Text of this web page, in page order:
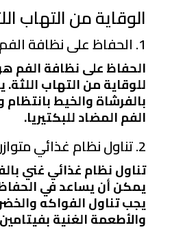
الوقاية من التهاب
1. الحفاظ على نظافة الفم
الحفاظ على نظافة الفم
للوقاية من التهاب
بالفرشاة والخيط
الفم المضاد للبكتيريا.
2. تناول نظام غذائي متوازن
تناول نظام غذائي غني
يمكن أن يساعد في
يجب تناول الفواكه
والأطعمة الغنية بفيتامين C.